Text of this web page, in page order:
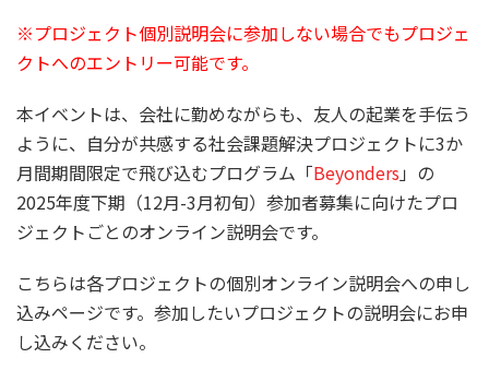
※プロジェクト個別説明会に参加しない場合でもプロジェ
クトへのエントリー可能です。
本イベントは、会社に勤めながらも、友人の起業を手伝う
ように、自分が共感する社会課題解決プロジェクトに3か
月間期間限定で飛び込むプログラム「Beyonders 」の
2025年度下期（12月-3月初旬）参加者募集に向けたプロ
ジェクトごとのオンライン説明会です。
こちらは各プロジェクトの個別オンライン説明会への申し
込みページです。参加したいプロジェクトの説明会にお申
し込みください。